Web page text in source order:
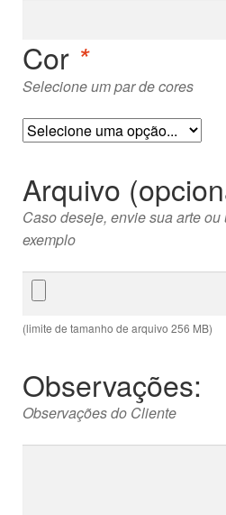
Cor *
Selecione um par de cores
Arquivo
Caso deseje, envie sua arte
exemplo
Arquivo
(opcional)
(limite de tamanho de arquivo 256 MB)
Observações:
Observações do Cliente